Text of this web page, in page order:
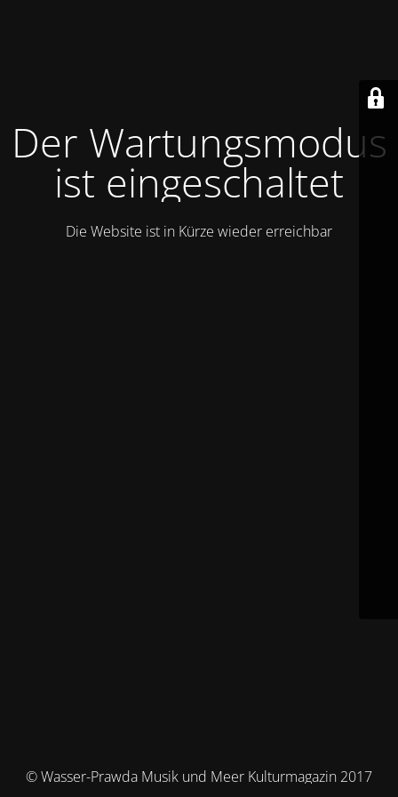
Der Wartungsmodus
ist eingeschaltet
Die Website ist in Kürze wieder erreichbar
© Wasser-Prawda Musik und Meer Kulturmagazin 2017